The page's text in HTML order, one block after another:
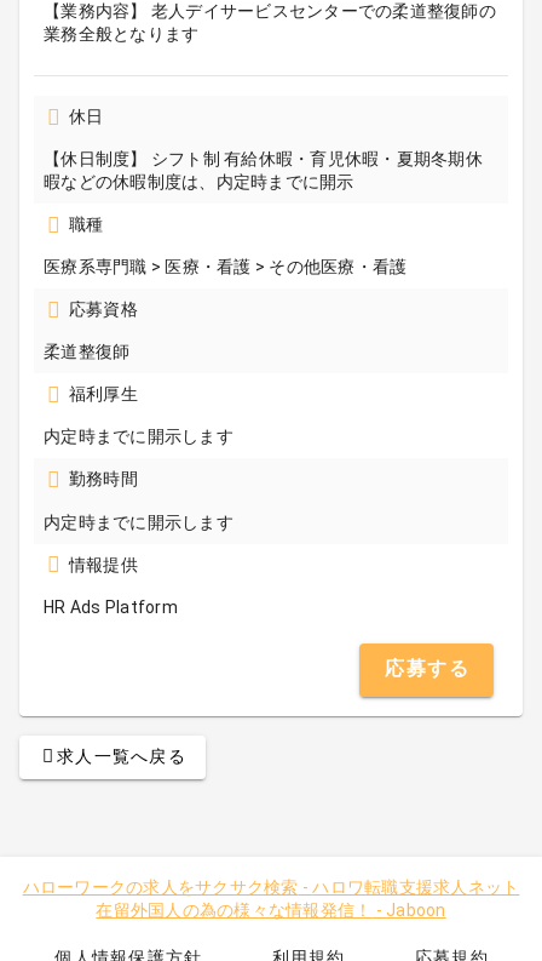
【業務内容】 老人デイサービスセンターでの柔道整復師の
業務全般となります
休日
【休日制度】 シフト制 有給休暇・育児休暇・夏期冬期休
暇などの休暇制度は、内定時までに開示
職種
医療系専門職 > 医療・看護 > その他医療・看護
応募資格
柔道整復師
福利厚生
内定時までに開示します
勤務時間
内定時までに開示します
情報提供
HR Ads Platform
応募する
求人一覧へ戻る
ハローワークの求人をサクサク検索 -ハロワ転職支援求人ネット
在留外国人の為の様々な情報発信！
- Jaboon
個人情報保護方針 利用規約 応募規約